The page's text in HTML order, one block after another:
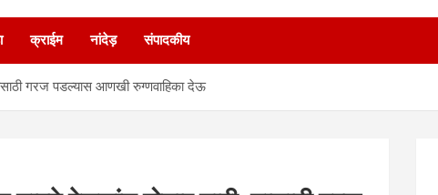
क्राईम नांदेड़ संपादकीय
गरज पडल्यास आणखी रुग्णवाहिका देऊ